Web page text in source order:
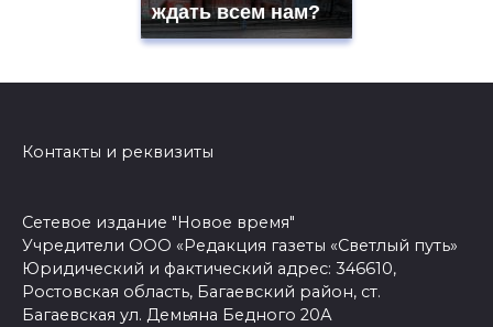
ждать всем нам?
Контакты и реквизиты
Сетевое издание "Новое время"
Учредители ООО «Редакция газеты «Светлый путь»
Юридический и фактический адрес: 346610,
Ростовская область, Багаевский район, ст.
Багаевская ул. Демьяна Бедного 20А